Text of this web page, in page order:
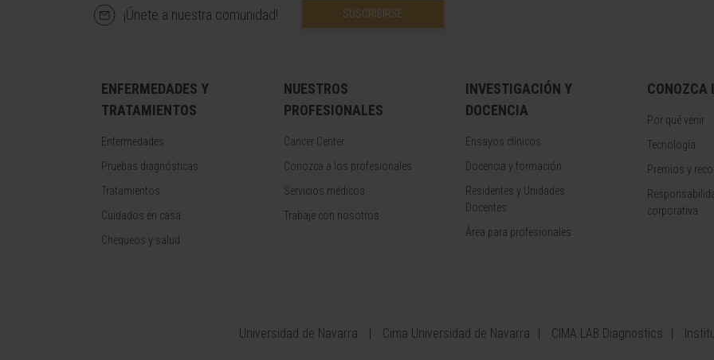
¡Únete a nuestra comunidad! SUSCRIBIRSE
ENFERMEDADES Y
TRATAMIENTOS
Enfermedades
Pruebas diagnósticas
Tratamientos
Cuidados en casa
Chequeos y salud
NUESTROS
PROFESIONALES
Cancer Center
Conozca a los profesionales
Servicios médicos
Trabaje con nosotros
INVESTIGACIÓN Y
DOCENCIA
Ensayos clínicos
Docencia y formación
Residentes y Unidades
Docentes
Área para profesionales
CONOZCA
Por qué venir
Tecnología
Premios y
corporativa
Universidad de Navarra Cima Universidad de Navarra CIMA LAB Diagnostics